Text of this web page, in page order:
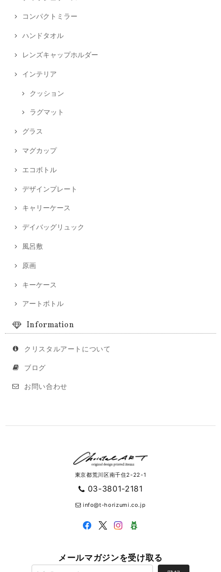
コンパクトミラー
ハンドタオル
レンズキャップホルダー
インテリア
クッション
ラグマット
グラス
マグカップ
エコボトル
デザインプレート
キャリーケース
デイバッグリュック
風呂敷
原画
キーケース
アートボトル
Information
クリスタルアートについて
ブログ
お問い合わせ
東京都荒川区南千住2-22-1
03-3801-2181
info@t-horizumi.co.jp
メールマガジンを受け取る